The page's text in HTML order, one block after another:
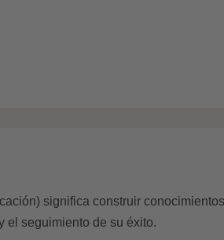
significa construir
el seguimiento de su éxito.